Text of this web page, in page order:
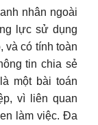
nhân ngoài
lực sử dụng
và có tính toàn
tin chia sẻ
một bài toán
vì liên quan
làm việc. Đa